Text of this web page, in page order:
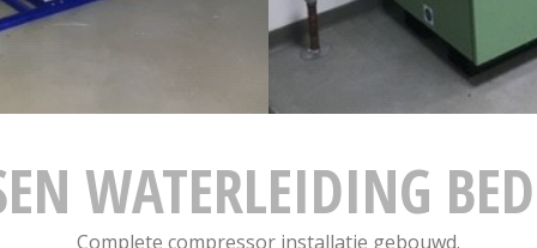
WATERLEIDING
Complete compressor installatie gebouwd.